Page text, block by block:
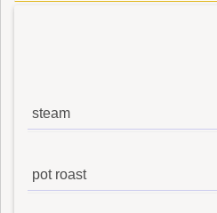
steam
pot roast